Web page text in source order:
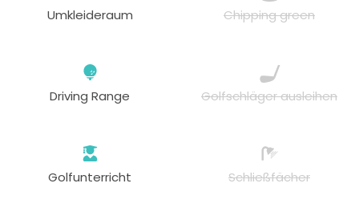
Umkleideraum Chipping green
Driving Range Golfschläger ausleihen
Golfunterricht Schließfächer